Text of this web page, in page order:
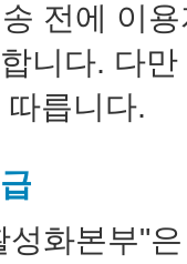
전에 이
니다. 다
릅니다.
화본부"